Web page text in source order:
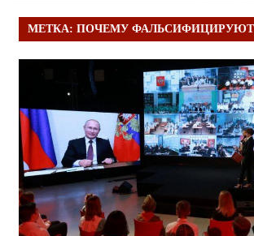
МЕТКА: ПОЧЕМУ